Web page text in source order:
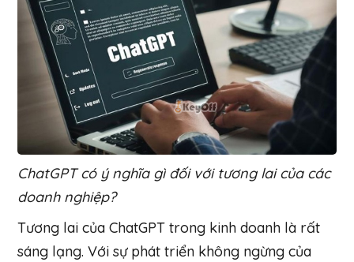
ChatGPT có ý nghĩa gì đối với tương lai của các
doanh nghiệp?
Tương lai của ChatGPT trong kinh doanh là rất
sáng lạng. Với sự phát triển không ngừng của